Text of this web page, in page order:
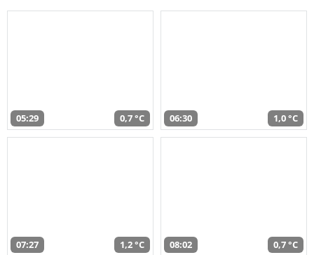
05:29 0,7 °C 06:30 1,0 °C
07:27 1,2 °C 08:02 0,7 °C